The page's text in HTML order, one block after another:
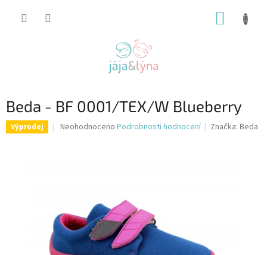
Beda - BF 0001/TEX/W Blueberry
Výprodej
Průměrné
hvězdiček.
Neohodnoceno Podrobnosti hodnocení Značka:Beda